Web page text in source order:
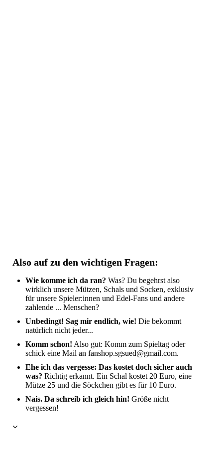
Also auf zu den wichtigen Fragen:
Wie komme ich da ran? Was? Du begehrst also
wirklich unsere Mützen, Schals und Socken, exklusiv
für unsere Spieler:innen und Edel-Fans und andere
zahlende ... Menschen?
Unbedingt! Sag mir endlich, wie! Die bekommt
natürlich nicht jeder...
Komm schon! Also gut: Komm zum Spieltag oder
schick eine Mail an fanshop.sgsued@gmail.com.
Ehe ich das vergesse: Das kostet doch sicher auch
was? Richtig erkannt. Ein Schal kostet 20 Euro, eine
Mütze 25 und die Söckchen gibt es für 10 Euro.
Nais. Da schreib ich gleich hin! Größe nicht
vergessen!